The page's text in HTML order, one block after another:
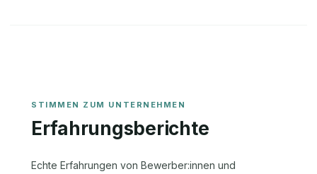
Erfahrungsberichte
Echte Erfahrungen von Bewerber:innen und